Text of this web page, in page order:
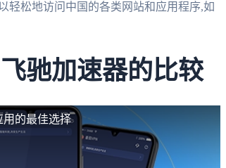
轻松地访问中国的各类网站和应用程序,如
驰加速器的比较
的最佳选择